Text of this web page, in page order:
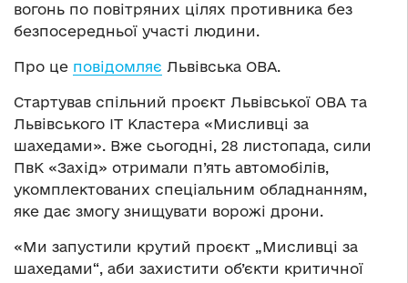
вогонь по повітряних цілях противника без
безпосередньої участі людини.
Про це повідомляє Львівська ОВА.
Стартував спільний проєкт Львівської ОВА та
Львівського ІТ Кластера «Мисливці за
шахедами». Вже сьогодні, 28 листопада, сили
ПвК «Захід» отримали п’ять автомобілів,
укомплектованих спеціальним обладнанням,
яке дає змогу знищувати ворожі дрони.
«Ми запустили крутий проєкт „Мисливці за
шахедами“, аби захистити об’єкти критичної